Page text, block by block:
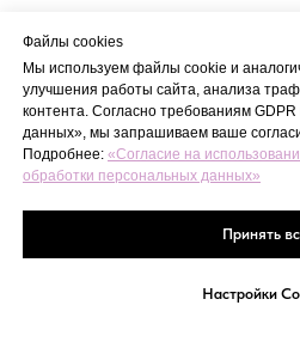
Файлы cookies
Мы используем файлы cookie и
улучшения работы сайта, анализа
контента. Согласно требованиям
данных», мы запрашиваем ваше
Подробнее: «Согласие на
обработки персональных данных»
Принять
Настройки
Реквизитыорганизации
ИП Исмаилова Анна Владимирова
Номер расчётного счёта
40802810201500064147
БИК 044525999
ИНН 772077630605